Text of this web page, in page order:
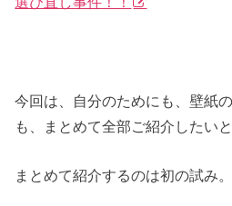
今回は、自分のためにも、壁紙
も、まとめて全部ご紹介したい
まとめて紹介するのは初の試み